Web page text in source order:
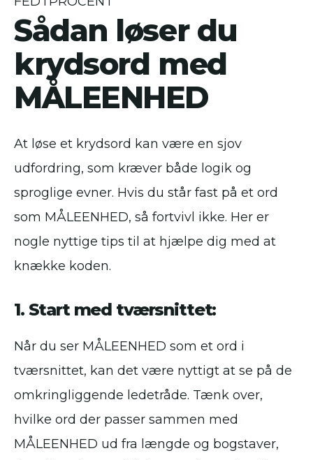
Sådan løser du
krydsord med
MÅLEENHED
At løse et krydsord kan være en sjov
udfordring, som kræver både logik og
sproglige evner. Hvis du står fast på et ord
som MÅLEENHED, så fortvivl ikke. Her er
nogle nyttige tips til at hjælpe dig med at
knække koden.
1. Start med tværsnittet:
Når du ser MÅLEENHED som et ord i
tværsnittet, kan det være nyttigt at se på de
omkringliggende ledetråde. Tænk over,
hvilke ord der passer sammen med
MÅLEENHED ud fra længde og bogstaver,